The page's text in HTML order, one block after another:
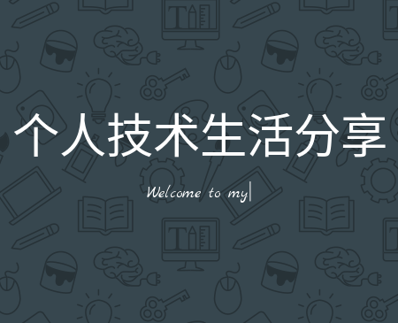
个人技术生活分享
Welcome to my